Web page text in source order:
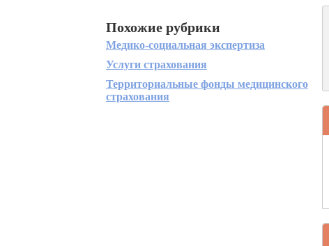
Похожие рубрики
Медико-социальная экспертиза
Услуги страхования
Территориальные фонды медицинского
страхования